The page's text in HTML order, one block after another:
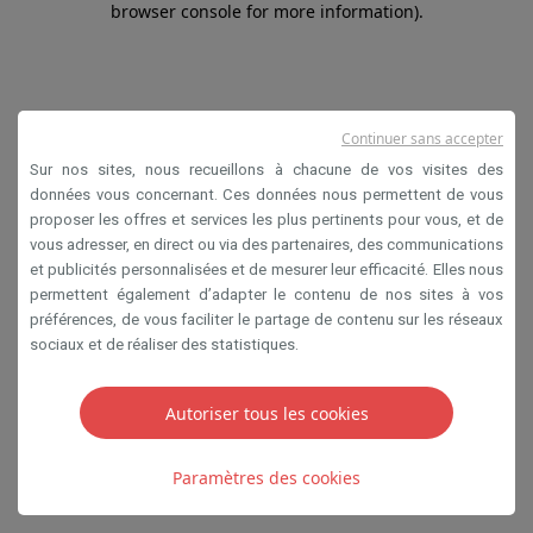
browser console for more information).
Sur nos sites, nous recueillons à chacune de vos visites des
données vous concernant. Ces données nous permettent de vous
proposer les offres et services les plus pertinents pour vous, et de
vous adresser, en direct ou via des partenaires, des communications
et publicités personnalisées et de mesurer leur efficacité. Elles nous
permettent également d’adapter le contenu de nos sites à vos
préférences, de vous faciliter le partage de contenu sur les réseaux
sociaux et de réaliser des statistiques.
Autoriser tous les cookies
Paramètres des cookies
Continuer sans accepter